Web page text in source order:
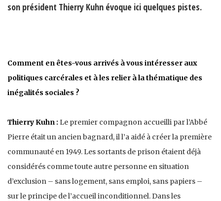
son président Thierry Kuhn évoque ici quelques pistes.
Comment en êtes-vous arrivés à vous intéresser aux
politiques carcérales et à les relier à la thématique des
inégalités sociales ?
Thierry Kuhn : Le premier compagnon accueilli par l’Abbé
Pierre était un ancien bagnard, il l’a aidé à créer la première
communauté en 1949. Les sortants de prison étaient déjà
considérés comme toute autre personne en situation
d’exclusion – sans logement, sans emploi, sans papiers –
sur le principe de l’accueil inconditionnel. Dans les